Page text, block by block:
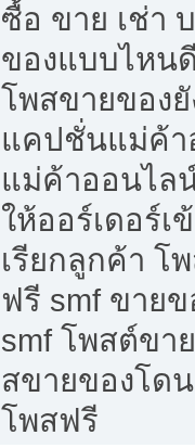
ซื้อ ขาย เช่า
ของแบบไหน
โพสขายของยั
แคปชั่นแม่ค้
แม่ค้าออนไล
ให้ออร์เดอร์เ
เรียกลูกค้า โ
ฟรี smf ขาย
smf โพสต์ขา
สขายของโด
โพสฟรี